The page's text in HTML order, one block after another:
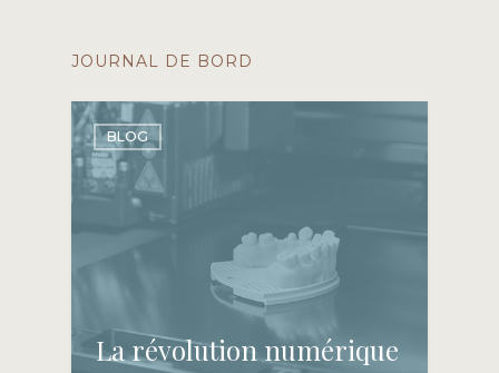
JOURNAL DE BORD
BLOG
La révolution numérique